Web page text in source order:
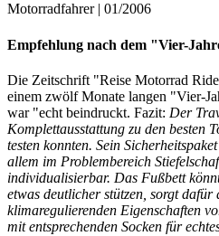
Motorradfahrer | 01/2006
Empfehlung nach dem "Vier-
Die Zeitschrift "Reise Motorrad
einem zwölf Monate langen "Vier-
war "echt beindruckt. Fazit: Der
Komplettausstattung zu den besten
testen konnten. Sein
allem im Problembereich
individualisierbar. Das Fußbett
etwas deutlicher stützen, sorgt dafür
klimaregulierenden Eigenschaften
mit entsprechenden Socken für